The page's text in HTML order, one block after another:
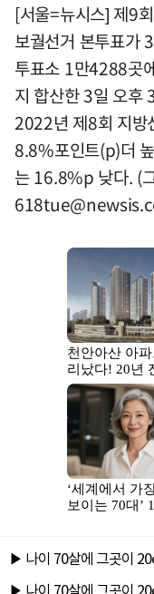
[서울=뉴시스] 제9
보궐선거 본투표가
투표소 1만4288곳
지 합산한 3일 오후
2022년 제8회 지방
8.8%포인트(p)더
는 16.8%p 낮다. (